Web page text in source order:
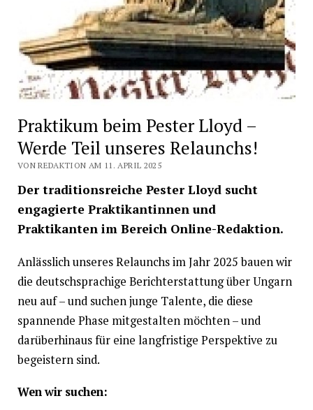
Praktikum beim Pester Lloyd –
Werde Teil unseres Relaunchs!
VON REDAKTION AM 11. APRIL 2025
Der traditionsreiche Pester Lloyd sucht
engagierte Praktikantinnen und
Praktikanten im Bereich Online-Redaktion.
Anlässlich unseres Relaunchs im Jahr 2025 bauen wir
die deutschsprachige Berichterstattung über Ungarn
neu auf – und suchen junge Talente, die diese
spannende Phase mitgestalten möchten – und
darüberhinaus für eine langfristige Perspektive zu
begeistern sind.
Wen wir suchen: